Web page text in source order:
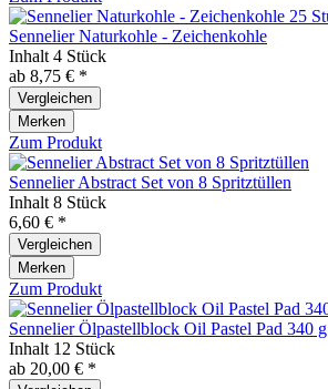
Sennelier Naturkohle - Zeichenkohle
Inhalt 4 Stück
ab 8,75 € *
Vergleichen
Merken
Zum Produkt
Sennelier Abstract Set von 8 Spritztüllen
Inhalt 8 Stück
6,60 € *
Vergleichen
Merken
Zum Produkt
Sennelier Ölpastellblock Oil Pastel Pad 340 g
Inhalt 12 Stück
ab 20,00 € *